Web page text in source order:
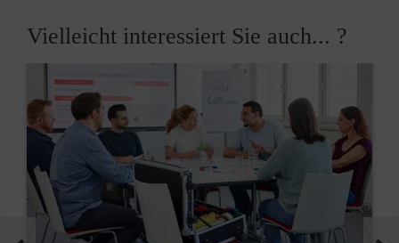
Vielleicht interessiert Sie auch... ?